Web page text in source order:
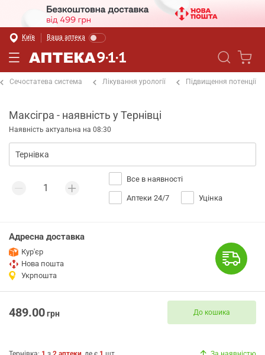
Київ Ваша аптека
Сечостатева система Лікування урології Підвищення потенції
Максігра - наявність у Тернівці
Наявність актуальна на 08:30
Все в наявності
Аптеки 24/7 Уцінка
Адресна доставка
Кур'єр
Нова пошта
Укрпошта
489.00грн До кошика